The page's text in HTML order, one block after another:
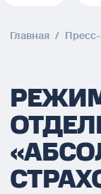
Главная /